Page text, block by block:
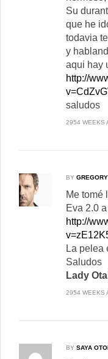
Su
que he
todavia
y
aqui hay
http://
saludos
2954 WEEKS
BY
Me tomé
Eva 2.0
http://
La pelea
Saludos
Lady
2954 WEEKS
BY SAYA